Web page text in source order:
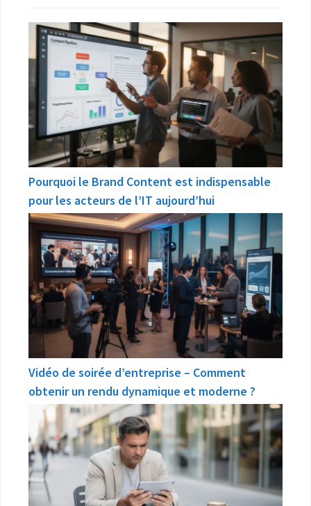
Pourquoi le Brand Content est indispensable
pour les acteurs de l’IT aujourd’hui
Vidéo de soirée d’entreprise – Comment
obtenir un rendu dynamique et moderne ?